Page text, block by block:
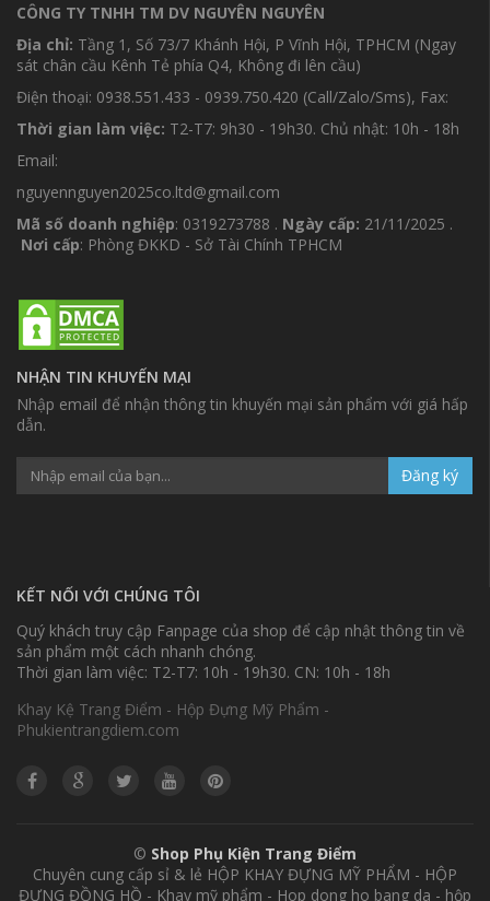
CÔNG TY TNHH TM DV NGUYÊN NGUYÊN
Địa chỉ: Tầng 1, Số 73/7 Khánh Hội, P Vĩnh Hội, TPHCM (Ngay
sát chân cầu Kênh Tẻ phía Q4, Không đi lên cầu)
Điện thoại: 0938.551.433 - 0939.750.420 (Call/Zalo/Sms), Fax:
Thời gian làm việc: T2-T7: 9h30 - 19h30. Chủ nhật: 10h - 18h
Email:
nguyennguyen2025co.ltd@gmail.com
Mã số doanh nghiệp: 0319273788 . Ngày cấp: 21/11/2025 .
Nơi cấp: Phòng ĐKKD - Sở Tài Chính TPHCM
NHẬN TIN KHUYẾN MẠI
Nhập email để nhận thông tin khuyến mại sản phẩm với giá hấp
dẫn.
Đăng ký
KẾT NỐI VỚI CHÚNG TÔI
Quý khách truy cập Fanpage của shop để cập nhật thông tin về
sản phẩm một cách nhanh chóng.
Thời gian làm việc: T2-T7: 10h - 19h30. CN: 10h - 18h
Khay Kệ Trang Điểm - Hộp Đựng Mỹ Phẩm -
Phukientrangdiem.com
© Shop Phụ Kiện Trang Điểm
Chuyên cung cấp sỉ & lẻ HỘP KHAY ĐỰNG MỸ PHẨM - HỘP
ĐỰNG ĐỒNG HỒ - Khay mỹ phẩm - Hop dong ho bang da - hộp